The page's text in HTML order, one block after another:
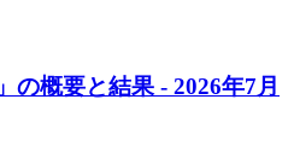
の概要と結果 - 2026年7月